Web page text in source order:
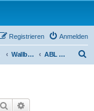
Anmelden
Registrieren
Wallboxen ohne Phasenlimitierung ABL eMH1
Suche